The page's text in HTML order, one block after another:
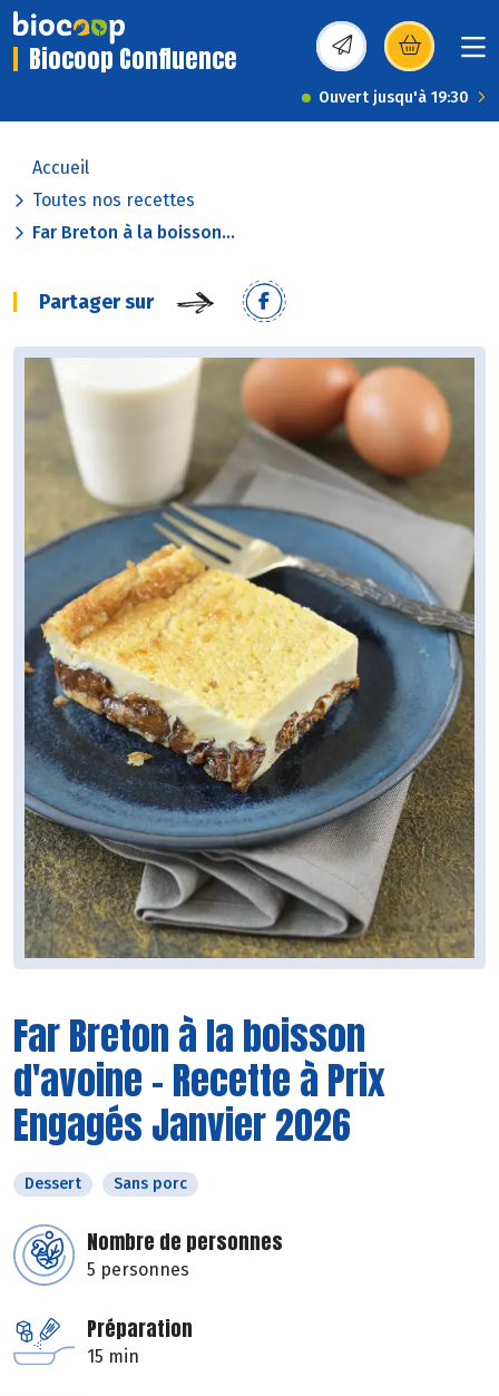
Biocoop Confluence (s’ouvre dans une
Ouvert jusqu'à 19:30
Accueil
Toutes nos recettes
Far Breton à la boisson...
Partager sur
Far Breton à la boisson
d'avoine - Recette à Prix
Engagés Janvier 2026
Dessert Sans porc
Nombre de personnes
5 personnes
Préparation
15 min